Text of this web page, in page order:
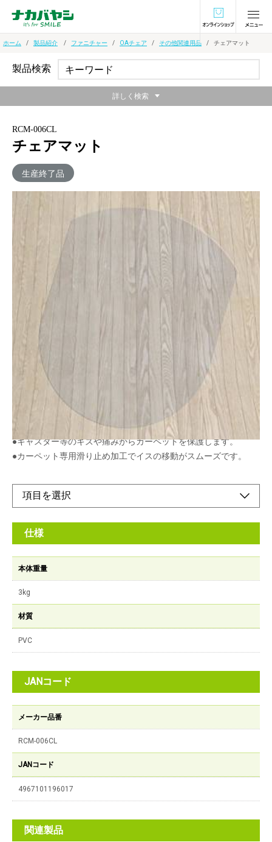
オンラインショ
ホーム 製品紹介 ファニチャー OAチェア その他関連用品 チェアマット
RCM-006CL
チェアマット
生産終了品
●キャスター等のキズや痛みからカーペットを保護
します。
●カーペット専用滑り止め加工でイスの移動がスム
ーズです。
メーカー希望小売価格：
¥17,000 + 税
生産終了品
●キャスター等のキズや痛みからカーペットを保護します。
●カーペット専用滑り止め加工でイスの移動がスムーズです。
仕様
本体重量
3kg
材質
PVC
JANコード
メーカー品番
RCM-006CL
JANコード
4967101196017
関連製品
製品検索
詳しく検索